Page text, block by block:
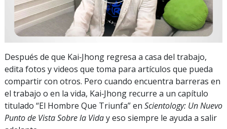
Después de que Kai‑Jhong regresa a casa del trabajo,
edita fotos y videos que toma para artículos que pueda
compartir con otros. Pero cuando encuentra barreras en
el trabajo o en la vida, Kai‑Jhong recurre a un capítulo
titulado “El Hombre Que Triunfa” en Scientology: Un Nuevo
Punto de Vista Sobre la Viday eso siempre le ayuda a salir